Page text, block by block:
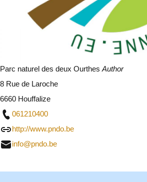
Parc naturel des deux Ourthes Author
8 Rue de Laroche
6660 Houffalize
061210400
http://www.pndo.be
info@pndo.be